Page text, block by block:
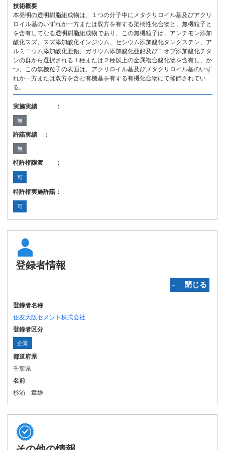
技術概要
本発明の透明樹脂組成物は、１つの分子中にメタクリロイル基及びアクリ
ロイル基のいずれか一方または双方を有する架橋性化合物と、無機粒子と
を含有してなる透明樹脂組成物であり、この無機粒子は、アンチモン添加
酸化スズ、スズ添加酸化インジウム、セシウム添加酸化タングステン、ア
ルミニウム添加酸化亜鉛、ガリウム添加酸化亜鉛及びニオブ添加酸化チタ
ンの群から選択される１種または２種以上の金属複合酸化物を含有し、か
つ、この無機粒子の表面は、アクリロイル基及びメタクリロイル基のいず
れか一方または双方を含む有機基を有する有機化合物にて修飾されてい
る。
実施実績 ：
無
許諾実績 ：
無
特許権譲渡 ：
可
特許権実施許諾：
可
登録者情報
‐ 閉じる
登録者名称
住友大阪セメント株式会社
登録者区分
企業
都道府県
千葉県
名前
杉浦 章雄